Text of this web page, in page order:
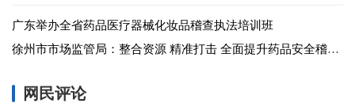
广东举办全省药品医疗器械化妆品稽查执法培训班
徐州市市场监管局：整合资源 精准打击 全面提升药品安全稽查执法实效
网民评论